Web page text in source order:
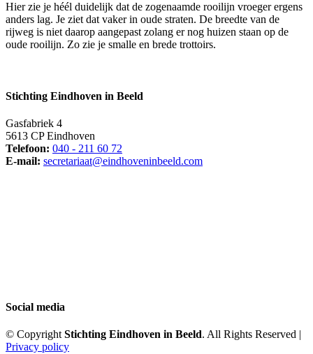
Hier zie je héél duidelijk dat de zogenaamde rooilijn vroeger ergens
anders lag. Je ziet dat vaker in oude straten. De breedte van de
rijweg is niet daarop aangepast zolang er nog huizen staan op de
oude rooilijn. Zo zie je smalle en brede trottoirs.
Stichting Eindhoven in Beeld
Gasfabriek 4
5613 CP Eindhoven
Telefoon: 040 - 211 60 72
E-mail: secretariaat@eindhoveninbeeld.com
Social media
© CopyrightStichting Eindhoven in Beeld. All Rights Reserved |
Privacy policy